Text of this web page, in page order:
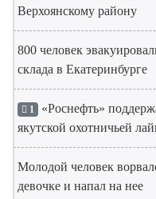
Верхоянскому району
800 человек
склада в Екатеринбурге
1 «Роснефть»
якутской охотничьей
Молодой человек
девочке и напал на нее